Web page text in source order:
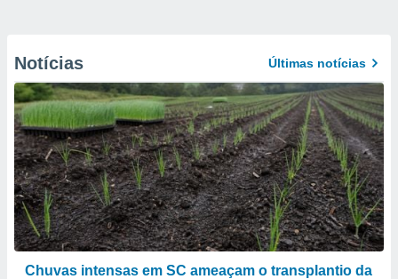
Notícias Últimas notícias
Chuvas intensas em SC ameaçam o transplantio da